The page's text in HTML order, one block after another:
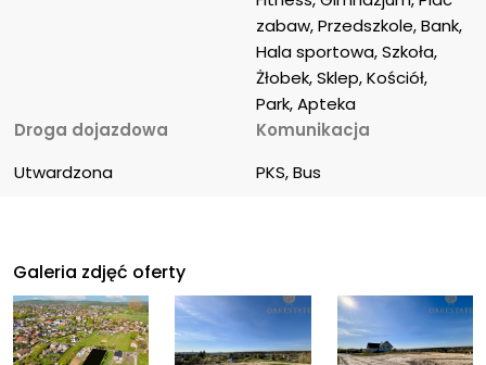
zabaw, Przedszkole, Bank,
Hala sportowa, Szkoła,
Żłobek, Sklep, Kościół,
Park, Apteka
Droga dojazdowa
Utwardzona
Komunikacja
PKS, Bus
Galeria zdjęć oferty